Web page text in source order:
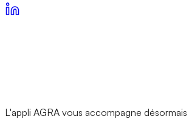
L'appli AGRA vous accompagne